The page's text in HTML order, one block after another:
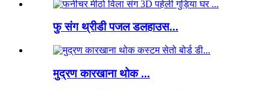
फु संग थ्रीडी पजल डलहाउस...
मुद्रण कारखाना थोक ...